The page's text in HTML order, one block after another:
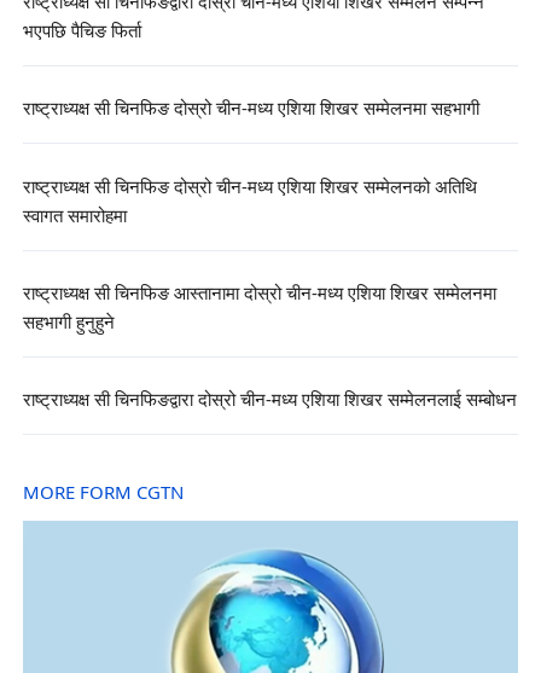
भएपछि पैचिङ फिर्ता
राष्ट्राध्यक्ष सी चिनफिङ दोस्रो चीन-मध्य एशिया शिखर सम्मेलनमा सहभागी
राष्ट्राध्यक्ष सी चिनफिङ दोस्रो चीन-मध्य एशिया शिखर सम्मेलनको अतिथि
स्वागत समारोहमा
राष्ट्राध्यक्ष सी चिनफिङ आस्तानामा दोस्रो चीन-मध्य एशिया शिखर सम्मेलनमा
सहभागी हुनुहुने
राष्ट्राध्यक्ष सी चिनफिङद्वारा दोस्रो चीन-मध्य एशिया शिखर सम्मेलनलाई सम्बोधन
MORE FORM CGTN